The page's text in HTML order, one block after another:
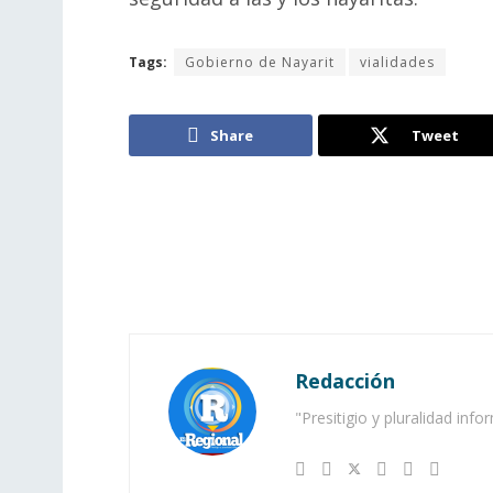
Tags: Gobierno de Nayarit vialidades
Share Tweet
Redacción
"Presitigio y pluralidad